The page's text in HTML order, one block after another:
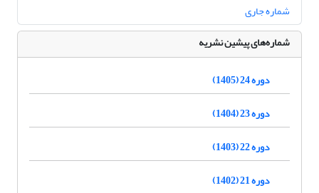
شماره جاری
شماره‌های پیشین نشریه
دوره 24 (1405)
دوره 23 (1404)
دوره 22 (1403)
دوره 21 (1402)